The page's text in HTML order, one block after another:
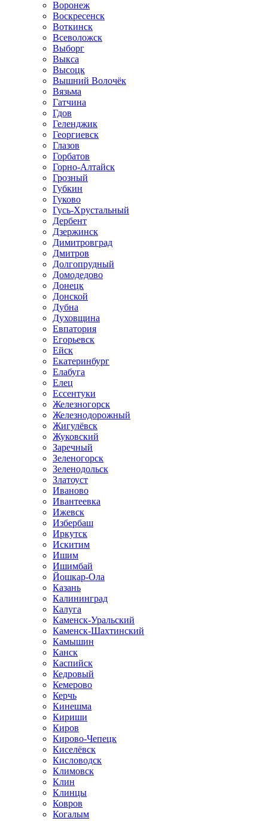
Воронеж
Воскресенск
Воткинск
Всеволожск
Выборг
Выкса
Высоцк
Вышний Волочёк
Вязьма
Гатчина
Гдов
Геленджик
Георгиевск
Глазов
Горбатов
Горно-Алтайск
Грозный
Губкин
Гуково
Гусь-Хрустальный
Дербент
Дзержинск
Димитровград
Дмитров
Долгопрудный
Домодедово
Донецк
Донской
Дубна
Духовщина
Евпатория
Егорьевск
Ейск
Екатеринбург
Елабуга
Елец
Ессентуки
Железногорск
Железнодорожный
Жигулёвск
Жуковский
Заречный
Зеленогорск
Зеленодольск
Златоуст
Иваново
Ивантеевка
Ижевск
Избербаш
Иркутск
Искитим
Ишим
Ишимбай
Йошкар-Ола
Казань
Калининград
Калуга
Каменск-Уральский
Каменск-Шахтинский
Камышин
Канск
Каспийск
Кедровый
Кемерово
Керчь
Кинешма
Кириши
Киров
Кирово-Чепецк
Киселёвск
Кисловодск
Климовск
Клин
Клинцы
Ковров
Когалым